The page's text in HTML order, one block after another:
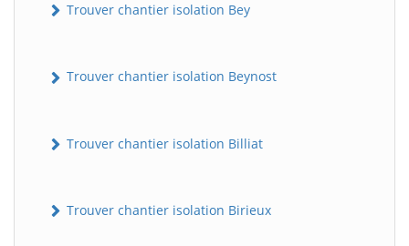
Trouver chantier isolation Bey
Trouver chantier isolation Beynost
Trouver chantier isolation Billiat
Trouver chantier isolation Birieux